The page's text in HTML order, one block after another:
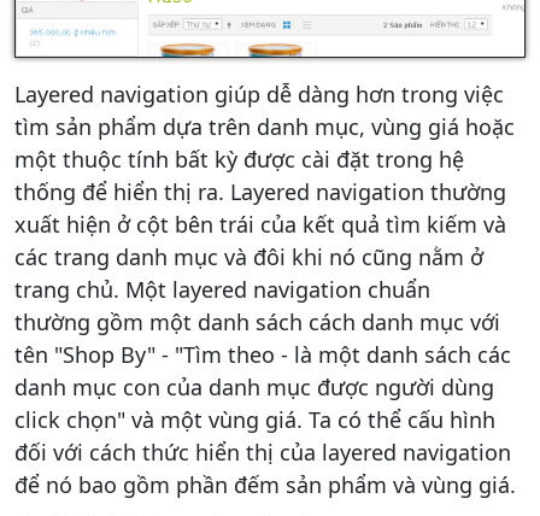
Layered navigation giúp dễ dàng hơn trong việc
tìm sản phẩm dựa trên danh mục, vùng giá hoặc
một thuộc tính bất kỳ được cài đặt trong hệ
thống để hiển thị ra. Layered navigation thường
xuất hiện ở cột bên trái của kết quả tìm kiếm và
các trang danh mục và đôi khi nó cũng nằm ở
trang chủ. Một layered navigation chuẩn
thường gồm một danh sách cách danh mục với
tên "Shop By" - "Tìm theo - là một danh sách các
danh mục con của danh mục được người dùng
click chọn" và một vùng giá. Ta có thể cấu hình
đối với cách thức hiển thị của layered navigation
để nó bao gồm phần đếm sản phẩm và vùng giá.